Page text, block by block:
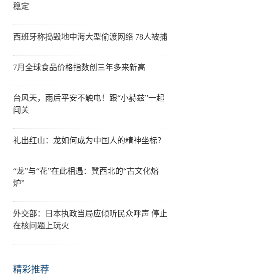
稳定
西班牙称捣毁地中海大型偷渡网络 78人被捕
7月全球食品价格指数创三年多来新高
台风天，雨后平安不触电！跟“小赫兹”一起
闯关
礼出红山：龙如何成为中国人的精神坐标？
“龙”与“花”在此相遇：冀西北的“古文化熔
炉”
外交部：日本执政当局应倾听民众呼声 停止
在核问题上玩火
精彩推荐